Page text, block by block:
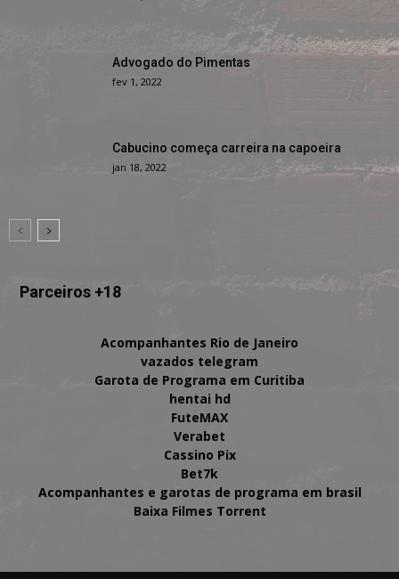
Advogado do Pimentas
fev 1, 2022
Cabucino começa carreira na capoeira
jan 18, 2022
Parceiros +18
Acompanhantes Rio de Janeiro
vazados telegram
Garota de Programa em Curitiba
hentai hd
FuteMAX
Verabet
Cassino Pix
Bet7k
Acompanhantes e garotas de programa em brasil
Baixa Filmes Torrent